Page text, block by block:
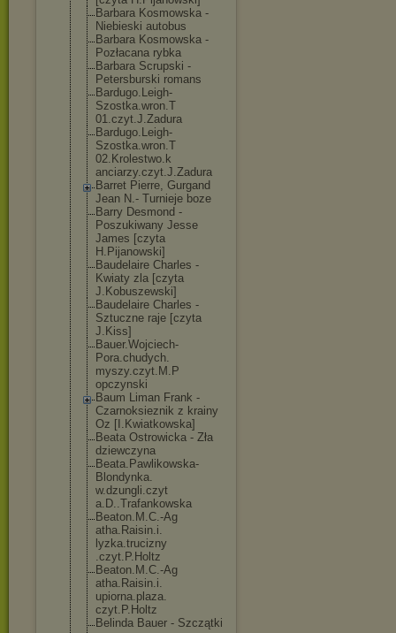
Barbara Kosmowska -
Niebieski autobus
Barbara Kosmowska -
Pozłacana rybka
Barbara Scrupski -
Petersburski romans
Bardugo.Leigh-
Szostka.wron.T
01.czyt.J.Zadura
Bardugo.Leigh-
Szostka.wron.T
02.Krolestwo.k
anciarzy.czyt.J.Zadura
Barret Pierre, Gurgand
Jean N.- Turnieje boze
Barry Desmond -
Poszukiwany Jesse
James [czyta
H.Pijanowski]
Baudelaire Charles -
Kwiaty zla [czyta
J.Kobuszewski]
Baudelaire Charles -
Sztuczne raje [czyta
J.Kiss]
Bauer.Wojciech-
Pora.chudych.
myszy.czyt.M.P
opczynski
Baum Liman Frank -
Czarnoksieznik z krainy
Oz [I.Kwiatkowska]
Beata Ostrowicka - Zła
dziewczyna
Beata.Pawlikowska-
Blondynka.
w.dzungli.czyt
a.D..Trafankowska
Beaton.M.C.-Ag
atha.Raisin.i.
lyzka.trucizny
.czyt.P.Holtz
Beaton.M.C.-Ag
atha.Raisin.i.
upiorna.plaza.
czyt.P.Holtz
Belinda Bauer - Szczątki